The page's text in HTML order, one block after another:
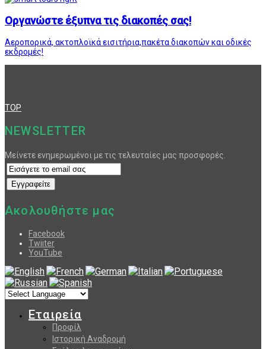
Οργανώστε έξυπνα τις διακοπές σας!
Αεροπορικά, ακτοπλοϊκά εισιτήρια,πακέτα διακοπών και οδικές
εκδρομές!
TOP
NEWSLETTER
Μείνετε ενημερωμένοι με τις τελευταίες μας προσφορές.
Ακολουθήστε μας
Facebook
Twiiter
YouTube
Εταιρεία
Προφίλ
Ιστορική Αναδρομή